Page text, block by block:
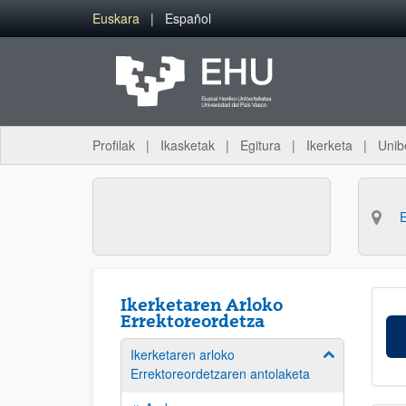
Eduki nagusira joan
Euskara Español
Profilak Ikasketak Egitura Ikerketa
Ikerketaren Arloko
Errektoreordetza
Ikerketaren arloko
Errektoreordetzaren antolaketa
Erakutsi/